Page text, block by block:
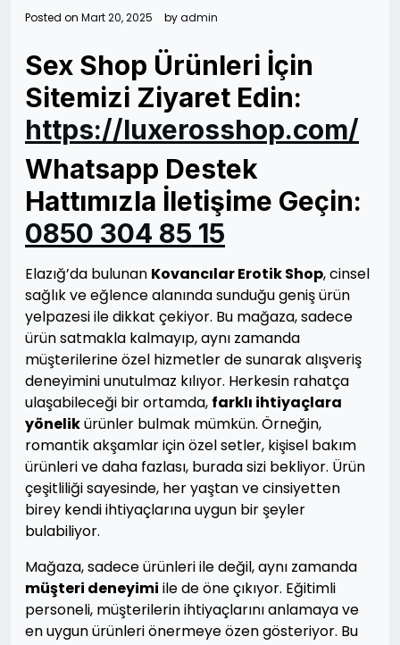
Posted on Mart 20, 2025 byadmin
Sex Shop Ürünleri İçin
Sitemizi Ziyaret Edin:
https://luxerosshop.com/
Whatsapp Destek
Hattımızla İletişime Geçin:
0850 304 85 15
Elazığ’da bulunan Kovancılar Erotik Shop, cinsel
sağlık ve eğlence alanında sunduğu geniş ürün
yelpazesi ile dikkat çekiyor. Bu mağaza, sadece
ürün satmakla kalmayıp, aynı zamanda
müşterilerine özel hizmetler de sunarak alışveriş
deneyimini unutulmaz kılıyor. Herkesin rahatça
ulaşabileceği bir ortamda, farklı ihtiyaçlara
yönelikürünler bulmak mümkün. Örneğin,
romantik akşamlar için özel setler, kişisel bakım
ürünleri ve daha fazlası, burada sizi bekliyor. Ürün
çeşitliliği sayesinde, her yaştan ve cinsiyetten
birey kendi ihtiyaçlarına uygun bir şeyler
bulabiliyor.
Mağaza, sadece ürünleri ile değil, aynı zamanda
müşteri deneyimi ile de öne çıkıyor. Eğitimli
personeli, müşterilerin ihtiyaçlarını anlamaya ve
en uygun ürünleri önermeye özen gösteriyor. Bu